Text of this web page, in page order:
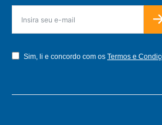
Sim, li e concordo com os Termos e